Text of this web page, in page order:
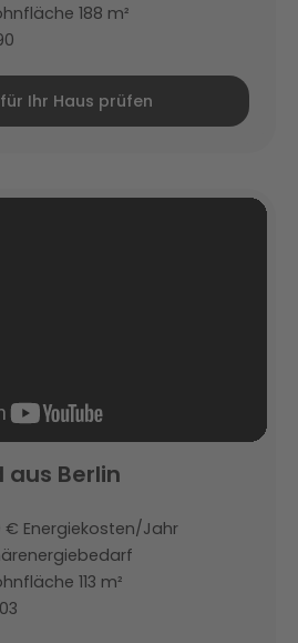
188 m²
Ihr Haus prüfen
aus Berlin
€ Energiekosten/Jahr
113 m²